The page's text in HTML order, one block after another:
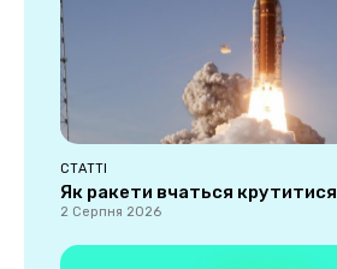
СТАТТІ
Як ракети вчаться крутитися
2 Серпня 2026